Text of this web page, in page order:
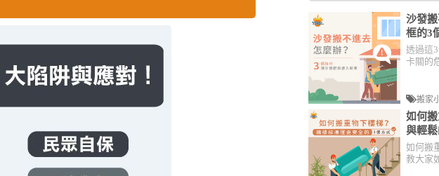
沙發
框的3
透過這
卡關的
搬家
如何
與輕
如何搬
教大家